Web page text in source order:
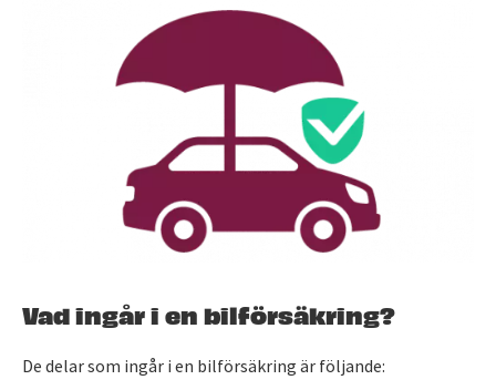
Vad ingår i en bilförsäkring?
De delar som ingår i en bilförsäkring är följande: